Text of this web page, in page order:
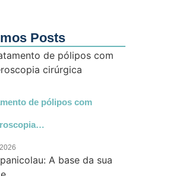
Posts
de pólipos com